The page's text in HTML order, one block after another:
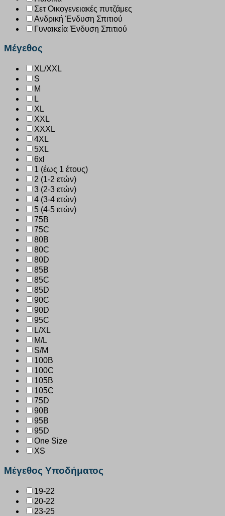
Σετ Οικογενειακές πυτζάμες
Ανδρική Ένδυση Σπιτιού
Γυναικεία Ένδυση Σπιτιού
Μέγεθος
XL/XXL
S
M
L
XL
XXL
XXXL
4XL
5XL
6xl
1 (έως 1 έτους)
2 (1-2 ετών)
3 (2-3 ετών)
4 (3-4 ετών)
5 (4-5 ετών)
75B
75C
80B
80C
80D
85B
85C
85D
90C
90D
95C
L/XL
M/L
S/M
100B
100C
105B
105C
75D
90B
95B
95D
One Size
XS
Μέγεθος Υποδήματος
19-22
20-22
23-25